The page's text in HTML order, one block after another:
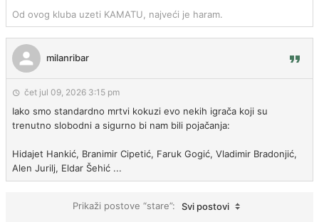
Od ovog kluba uzeti KAMATU, najveći je haram.
milanribar
čet jul 09, 2026 3:15 pm
Iako smo standardno mrtvi kokuzi evo nekih igrača koji su
trenutno slobodni a sigurno bi nam bili pojačanja:
Hidajet Hankić, Branimir Cipetić, Faruk Gogić, Vladimir Bradonjić,
Alen Jurilj, Eldar Šehić ...
Prikaži postove “stare”:
Svi postovi